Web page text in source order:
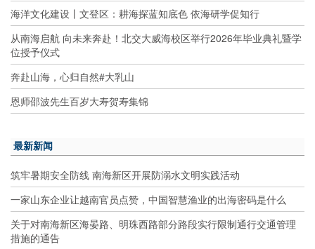
海洋文化建设丨文登区：耕海探蓝知底色 依海研学促知行
从南海启航 向未来奔赴！北交大威海校区举行2026年毕业典礼暨学
位授予仪式
奔赴山海，心归自然#大乳山
恩师邵波先生百岁大寿贺寿集锦
最新新闻
筑牢暑期安全防线 南海新区开展防溺水文明实践活动
一家山东企业让越南官员点赞，中国智慧渔业的出海密码是什么
关于对南海新区海晏路、明珠西路部分路段实行限制通行交通管理
措施的通告